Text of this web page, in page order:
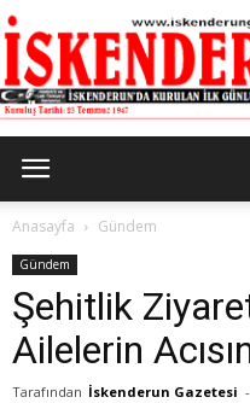
Anasayfa Gündem
Gündem
Şehitlik
Ailelerin
Tarafından İskenderun Gazetesi -